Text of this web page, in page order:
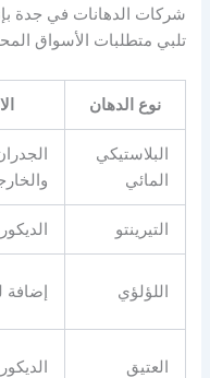
شركات الدهانات في جدة
تلبي متطلبات الأسواق
نوع الدهان
البلاستيكي
المائي
التيرينتو
اللؤلؤي إضافة
العتيق